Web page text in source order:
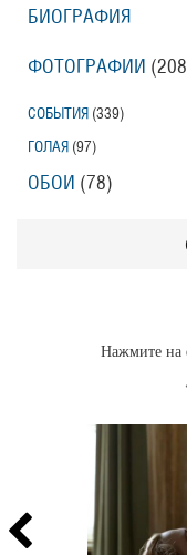
Нажмите на
БИОГРАФИЯ
ФОТОГРАФИИ (208
СОБЫТИЯ (339)
ГОЛАЯ (97)
ОБОИ (78)